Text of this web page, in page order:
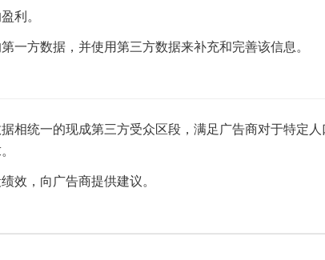
利。
一方数据，并使用第三方数据来补充和完善该信息。
相统一的现成第三方受众区段，满足广告商对于特定人
效，向广告商提供建议。